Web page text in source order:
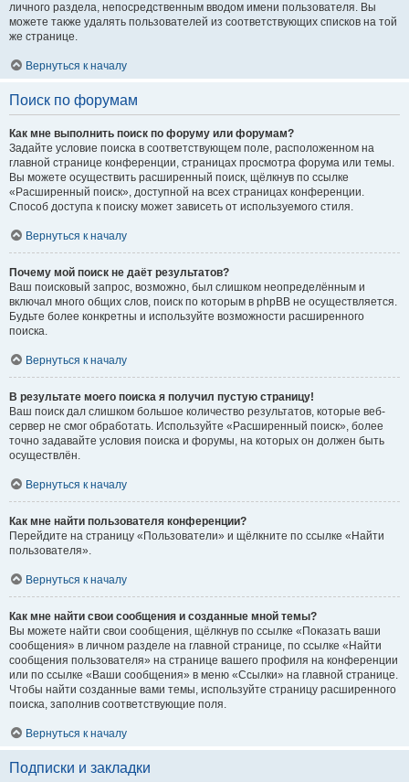
личного раздела, непосредственным вводом имени пользователя. Вы
можете также удалять пользователей из соответствующих списков на той
же странице.
Вернуться к началу
Поиск по форумам
Как мне выполнить поиск по форуму или форумам?
Задайте условие поиска в соответствующем поле, расположенном на
главной странице конференции, страницах просмотра форума или темы.
Вы можете осуществить расширенный поиск, щёлкнув по ссылке
«Расширенный поиск», доступной на всех страницах конференции.
Способ доступа к поиску может зависеть от используемого стиля.
Вернуться к началу
Почему мой поиск не даёт результатов?
Ваш поисковый запрос, возможно, был слишком неопределённым и
включал много общих слов, поиск по которым в phpBB не осуществляется.
Будьте более конкретны и используйте возможности расширенного
поиска.
Вернуться к началу
В результате моего поиска я получил пустую страницу!
Ваш поиск дал слишком большое количество результатов, которые веб-
сервер не смог обработать. Используйте «Расширенный поиск», более
точно задавайте условия поиска и форумы, на которых он должен быть
осуществлён.
Вернуться к началу
Как мне найти пользователя конференции?
Перейдите на страницу «Пользователи» и щёлкните по ссылке «Найти
пользователя».
Вернуться к началу
Как мне найти свои сообщения и созданные мной темы?
Вы можете найти свои сообщения, щёлкнув по ссылке «Показать ваши
сообщения» в личном разделе на главной странице, по ссылке «Найти
сообщения пользователя» на странице вашего профиля на конференции
или по ссылке «Ваши сообщения» в меню «Ссылки» на главной странице.
Чтобы найти созданные вами темы, используйте страницу расширенного
поиска, заполнив соответствующие поля.
Вернуться к началу
Подписки и закладки